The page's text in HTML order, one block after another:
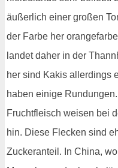
äußerlich einer großen
der Farbe her
landet daher in der
her sind Kakis allerdings
haben einige
Fruchtfleisch weisen bei
hin. Diese Flecken sind
Zuckeranteil. In China,